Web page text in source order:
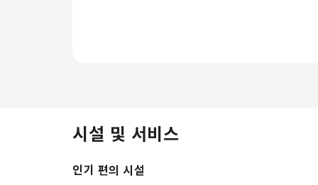
다양한 식사를 선택하실 수 있기 때
문에 원할 때마다 만족스럽게 즐길
터테인먼트 옵션을 통해 멀리 나가지
시설 및 서비스
인기 편의 시설